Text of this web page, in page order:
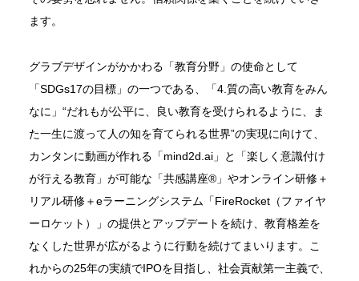
ます。
グラブデザインがかかわる「教育分野」の使命として
「SDGs17の目標」の一つである、「4.質の高い教育をみん
なに」“だれもが公平に、良い教育を受けられるように、ま
た一生に渡って人の知を育てられる世界”の実現に向けて、
カンタンに動画が作れる「mind2d.ai」と「楽しく意識付け
が行える教育」が可能な「共感講座®」やオンライン研修＋
リアル研修＋eラーニングシステム「FireRocket（ファイヤ
ーロケット）」の提供とアップデートを続け、教育格差を
なくした世界が広がるように行動を続けてまいります。こ
れからの25年の実績でIPOを目指し、社会貢献第一主義で、